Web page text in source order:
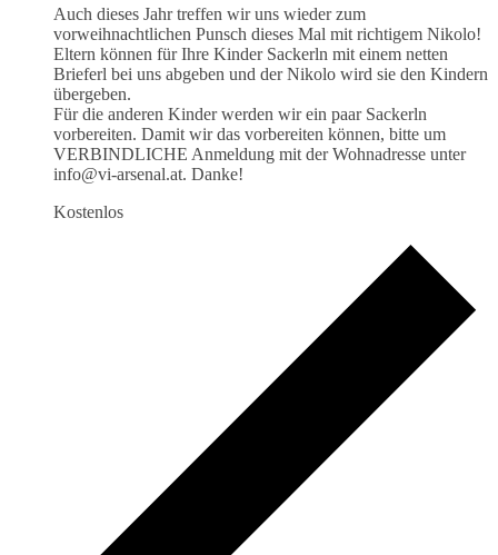
Auch dieses Jahr treffen wir uns wieder zum
vorweihnachtlichen Punsch dieses Mal mit richtigem Nikolo!
Eltern können für Ihre Kinder Sackerln mit einem netten
Brieferl bei uns abgeben und der Nikolo wird sie den Kindern
übergeben.
Für die anderen Kinder werden wir ein paar Sackerln
vorbereiten. Damit wir das vorbereiten können, bitte um
VERBINDLICHE Anmeldung mit der Wohnadresse unter
info@vi-arsenal.at. Danke!
Kostenlos